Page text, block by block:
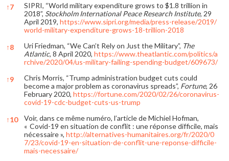
↑7
SIPRI, “World military expenditure grows to $1.8 trillion in
2018”, Stockholm International Peace Research Institute, 29
April 2019, https://www.sipri.org/media/press-release/2019/
world-military-expenditure-grows-18-trillion-2018
↑8 Uri Friedman, “We Can’t Rely on Just the Military”, The
Atlantic, 8 April 2020, https://www.theatlantic.com/politics/a
rchive/2020/04/us-military-failing-spending-budget/609673/
↑9
Chris Morris, “Trump administration budget cuts could
become a major problem as coronavirus spreads”, Fortune, 26
February 2020, https://fortune.com/2020/02/26/coronavirus-
covid-19-cdc-budget-cuts-us-trump
↑10
Voir, dans ce même numéro, l’article de Michiel Hofman,
« Covid-19 en situation de conflit : une réponse difficile, mais
nécessaire », http://alternatives-humanitaires.org/fr/2020/0
7/23/covid-19-en-situation-de-conflit-une-reponse-difficile-
mais-necessaire/